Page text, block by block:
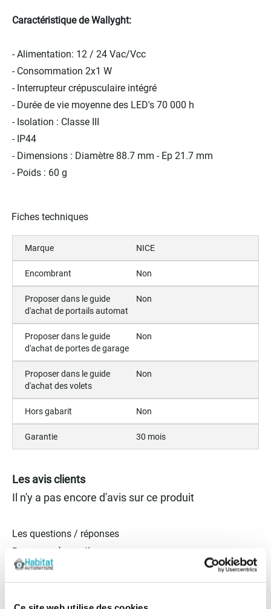
Caractéristique de Wallyght:
- Alimentation: 12 / 24 Vac/Vcc
- Consommation 2x1 W
- Interrupteur crépusculaire intégré
- Durée de vie moyenne des LED's 70 000 h
- Isolation : Classe III
- IP44
- Dimensions : Diamètre 88.7 mm - Ep 21.7 mm
- Poids : 60 g
Fiches techniques
Marque NICE
Encombrant Non
Proposer dans le guide
d'achat de portails automat
Non
Proposer dans le guide
d'achat de portes de garage
Non
Proposer dans le guide
d'achat des volets
Non
Hors gabarit Non
Garantie 30 mois
Les avis clients
Il n'y a pas encore d'avis sur ce produit
Les questions / réponses
Pas encore de questions
Connectez vous pour poser votre question